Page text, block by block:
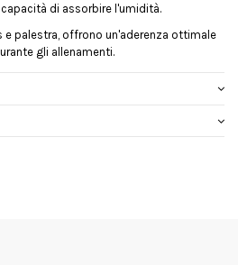
di assorbire l'umidità.
e palestra, offrono un'aderenza ottimale
gli allenamenti.